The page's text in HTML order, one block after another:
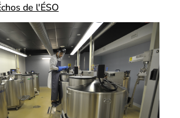
de l'ÉSO